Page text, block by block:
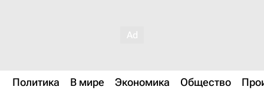
Политика В мире Экономика Общество